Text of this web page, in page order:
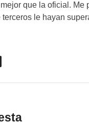
que la oficial. Me
le hayan